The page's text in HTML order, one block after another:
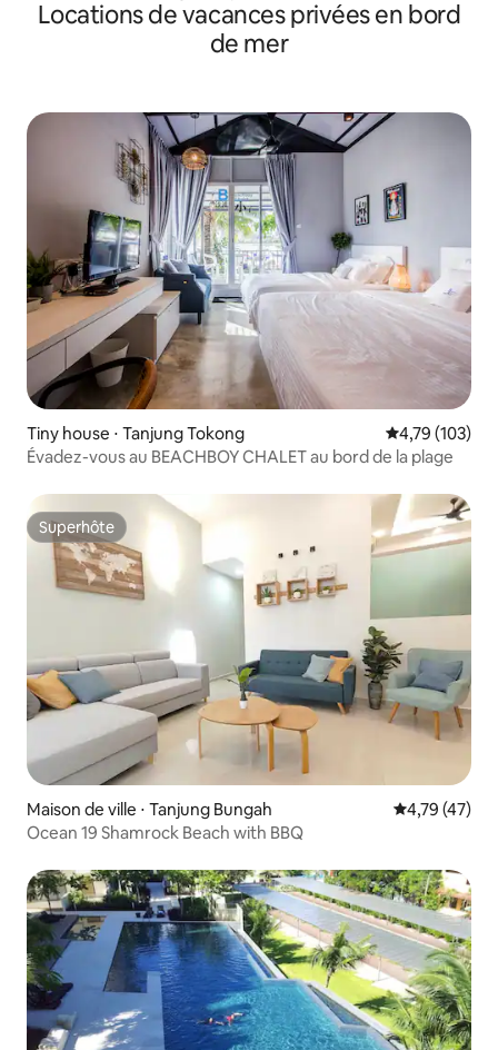
Penang
Locations de vacances privées en bord
de mer
Tiny house ⋅ Tanjung Tokong Évaluation
4,79 (103)
Évadez-vous au BEACHBOY CHALET au bord de la plage
Superhôte
Superhôte
Maison de ville ⋅ Tanjung Bungah Évaluation
4,79 (47)
Ocean 19 Shamrock Beach with BBQ